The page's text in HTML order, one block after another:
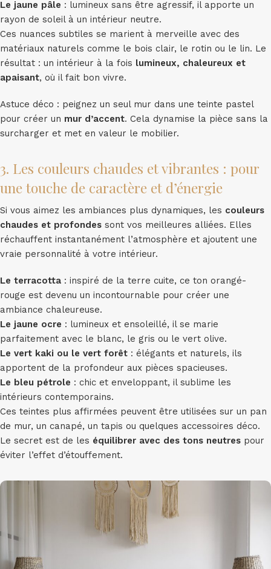
Le jaune pâle : lumineux sans être agressif, il apporte un
rayon de soleil à un intérieur neutre.
Ces nuances subtiles se marient à merveille avec des
matériaux naturels comme le bois clair, le rotin ou le lin. Le
résultat : un intérieur à la fois lumineux, chaleureux et
apaisant, où il fait bon vivre.
Astuce déco : peignez un seul mur dans une teinte pastel
pour créer un mur d’accent. Cela dynamise la pièce sans la
surcharger et met en valeur le mobilier.
3. Les couleurs chaudes et vibrantes : pour
une touche de caractère et d’énergie
Si vous aimez les ambiances plus dynamiques, les couleurs
chaudes et profondes sont vos meilleures alliées. Elles
réchauffent instantanément l’atmosphère et ajoutent une
vraie personnalité à votre intérieur.
Le terracotta : inspiré de la terre cuite, ce ton orangé-
rouge est devenu un incontournable pour créer une
ambiance chaleureuse.
Le jaune ocre : lumineux et ensoleillé, il se marie
parfaitement avec le blanc, le gris ou le vert olive.
Le vert kaki ou le vert forêt : élégants et naturels, ils
apportent de la profondeur aux pièces spacieuses.
Le bleu pétrole : chic et enveloppant, il sublime les
intérieurs contemporains.
Ces teintes plus affirmées peuvent être utilisées sur un pan
de mur, un canapé, un tapis ou quelques accessoires déco.
Le secret est de les équilibrer avec des tons neutres pour
éviter l’effet d’étouffement.